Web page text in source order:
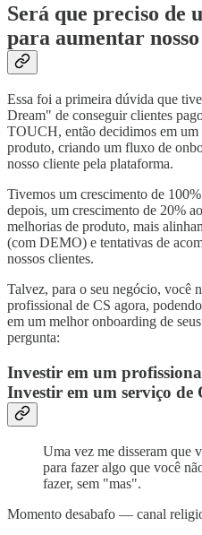
Será que preciso de
para aumentar
Essa foi a primeira dúvida que
Dream" de conseguir clientes
TOUCH, então decidimos em
produto, criando um fluxo de
nosso cliente pela plataforma.
Tivemos um crescimento de
depois, um crescimento de 20%
melhorias de produto, mais
(com DEMO) e tentativas de
nossos clientes.
Talvez, para o seu negócio, você
profissional de CS agora,
em um melhor onboarding de
pergunta:
Investir em um
Investir em um serviço de
Uma vez me disseram que
para fazer algo que você
fazer, sem "mas".
Momento desabafo — canal